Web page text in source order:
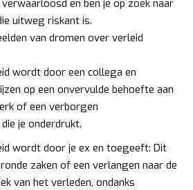
en ben je op zoek naar
uitweg riskant is.
van dromen over verleid
wordt door een collega en
op een onvervulde behoefte aan
of een verborgen
je onderdrukt.
wordt door je ex en toegeeft: Dit
zaken of een verlangen naar de
van het verleden, ondanks